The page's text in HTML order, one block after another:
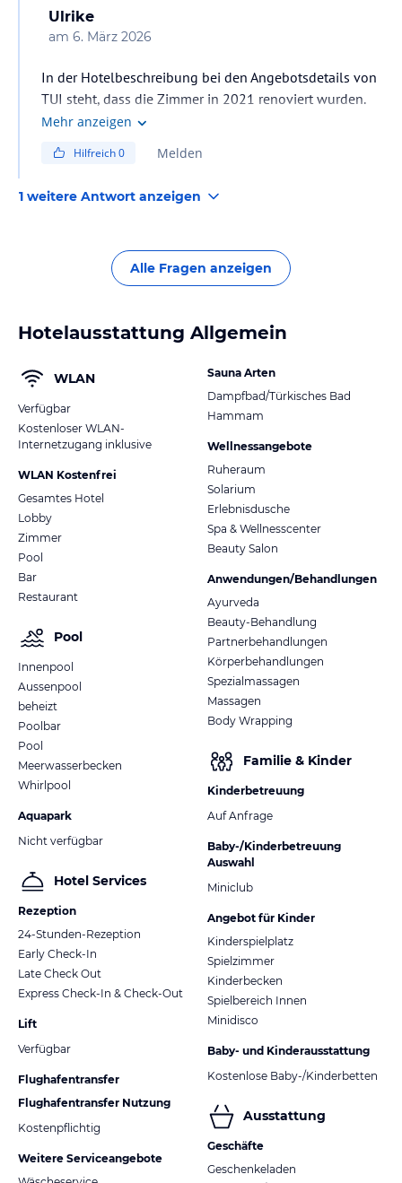
Ulrike
am 6. März 2026
In der Hotelbeschreibung bei den Angebotsdetails von
TUI steht, dass die Zimmer in 2021 renoviert wurden.
Dort kann auch nachgelesen werden, welche
Doppelzimmern Kategorien mit Regendusche, aber
Buchung unbedingt die Hotelbeschreibung gelesen
gebucht werden kann.
Mehr anzeigen
Hilfreich0 Melden
1 weitere Antwort anzeigen
Alle Fragen anzeigen
Hotelausstattung Allgemein
WLAN
Verfügbar
Kostenloser WLAN-
Internetzugang inklusive
WLAN Kostenfrei
Gesamtes Hotel
Lobby
Zimmer
Pool
Bar
Restaurant
Pool
Innenpool
Aussenpool
beheizt
Poolbar
Pool
Meerwasserbecken
Whirlpool
Aquapark
Nicht verfügbar
Hotel Services
Rezeption
24-Stunden-Rezeption
Early Check-In
Late Check Out
Express Check-In & Check-Out
Lift
Verfügbar
Flughafentransfer
Flughafentransfer Nutzung
Kostenpflichtig
Weitere Serviceangebote
Sauna Arten
Dampfbad/Türkisches Bad
Hammam
Wellnessangebote
Ruheraum
Solarium
Erlebnisdusche
Spa & Wellnesscenter
Beauty Salon
Anwendungen/Behandlungen
Ayurveda
Beauty-Behandlung
Partnerbehandlungen
Körperbehandlungen
Spezialmassagen
Massagen
Body Wrapping
Familie & Kinder
Kinderbetreuung
Auf Anfrage
Baby-/Kinderbetreuung
Auswahl
Miniclub
Angebot für Kinder
Kinderspielplatz
Spielzimmer
Kinderbecken
Spielbereich Innen
Minidisco
Baby- und Kinderausstattung
Kostenlose Baby-/Kinderbetten
Ausstattung
Geschäfte
Geschenkeladen